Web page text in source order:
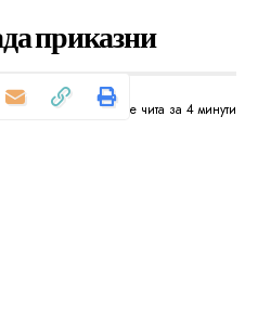
приказни
Се чита за 4 минути